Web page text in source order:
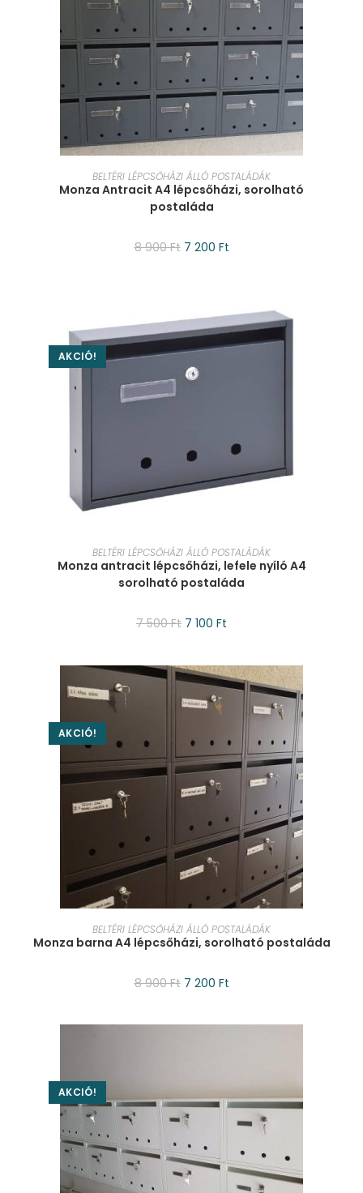
KOSÁRBA TESZEM
BELTÉRI LÉPCSŐHÁZI ÁLLÓ POSTALÁDÁK
Monza Antracit A4 lépcsőházi, sorolható
postaláda
8 900Ft 7 200 Ft
AKCIÓ!
KOSÁRBA TESZEM
BELTÉRI LÉPCSŐHÁZI ÁLLÓ POSTALÁDÁK
Monza antracit lépcsőházi, lefele nyíló A4
sorolható postaláda
7 500Ft 7 100 Ft
AKCIÓ!
KOSÁRBA TESZEM
BELTÉRI LÉPCSŐHÁZI ÁLLÓ POSTALÁDÁK
Monza barna A4 lépcsőházi, sorolható postaláda
8 900Ft 7 200 Ft
AKCIÓ!